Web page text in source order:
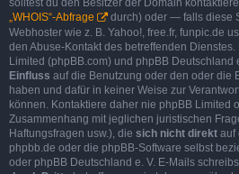
solltest du den Besitzer der Domain
„WHOIS“-Abfrage
durch) oder — falls diese
Webhoster wie z. B. Yahoo!, free.fr, funpic.de
den Abuse-Kontakt des betreffenden
Limited (phpBB.com) und phpBB Deutschland
Einfluss auf die Benutzung oder den oder die
haben und dafür in keiner Weise zur
können. Kontaktiere daher nie phpBB Limited
Zusammenhang mit jeglichen juristischen
Haftungsfragen usw.), die sich nicht direkt auf
phpbb.de oder die phpBB-Software selbst
oder phpBB Deutschland e. V. E-Mails